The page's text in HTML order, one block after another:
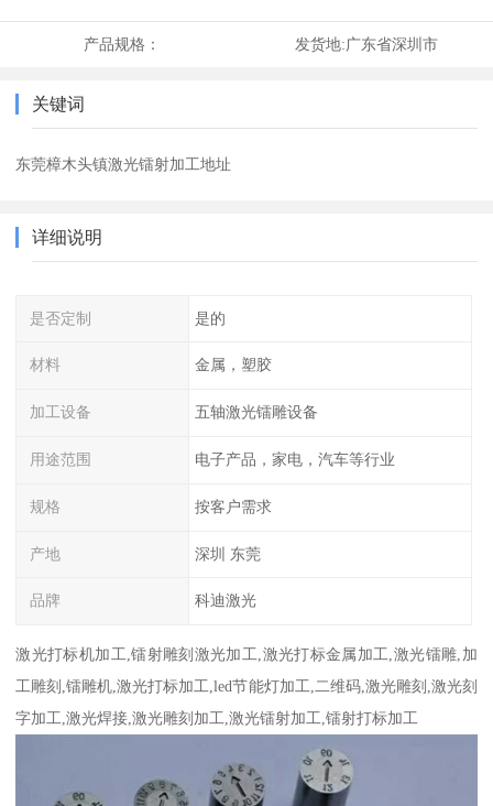
产品规格： 发货地:广东省深圳市
关键词
东莞樟木头镇激光镭射加工地址
详细说明
是否定制 是的
材料 金属，塑胶
加工设备 五轴激光镭雕设备
用途范围 电子产品，家电，汽车等行业
规格 按客户需求
产地 深圳 东莞
品牌 科迪激光
激光打标机加工,镭射雕刻激光加工,激光打标金属加工,激光镭雕,加
工雕刻,镭雕机,激光打标加工,led节能灯加工,二维码,激光雕刻,激光刻
字加工,激光焊接,激光雕刻加工,激光镭射加工,镭射打标加工